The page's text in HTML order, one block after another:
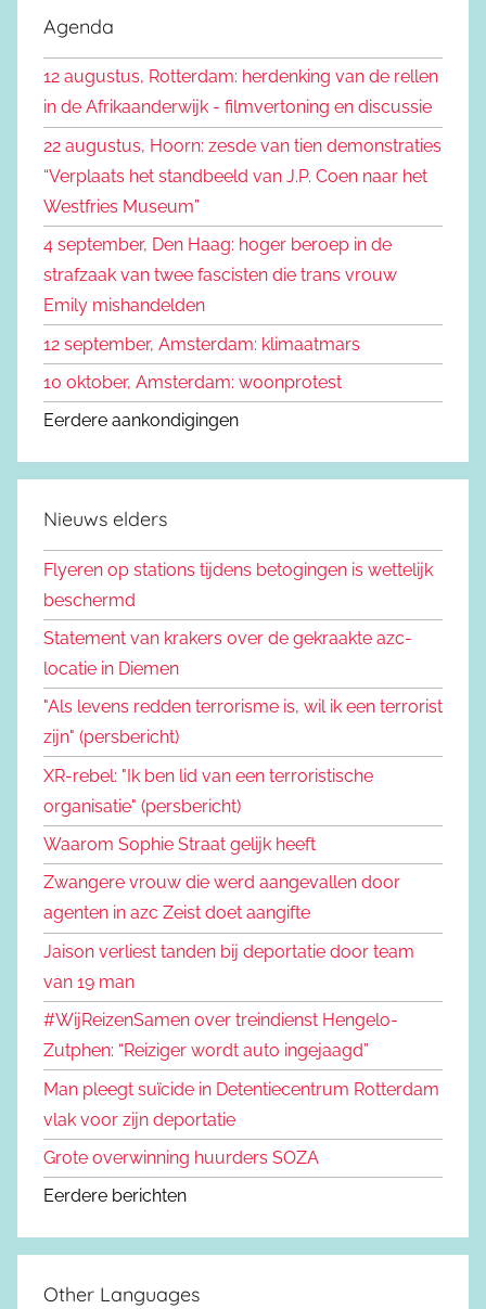
e
n
a
:
e
n
Agenda
12 augustus, Rotterdam: herdenking van de rellen
in de Afrikaanderwijk - filmvertoning en discussie
22 augustus, Hoorn: zesde van tien demonstraties
“Verplaats het standbeeld van J.P. Coen naar het
Westfries Museum”
4 september, Den Haag: hoger beroep in de
strafzaak van twee fascisten die trans vrouw
Emily mishandelden
12 september, Amsterdam: klimaatmars
10 oktober, Amsterdam: woonprotest
Eerdere aankondigingen
Nieuws elders
Flyeren op stations tijdens betogingen is wettelijk
beschermd
Statement van krakers over de gekraakte azc-
locatie in Diemen
"Als levens redden terrorisme is, wil ik een terrorist
zijn" (persbericht)
XR-rebel: "Ik ben lid van een terroristische
organisatie" (persbericht)
Waarom Sophie Straat gelijk heeft
Zwangere vrouw die werd aangevallen door
agenten in azc Zeist doet aangifte
Jaison verliest tanden bij deportatie door team
van 19 man
#WijReizenSamen over treindienst Hengelo-
Zutphen: “Reiziger wordt auto ingejaagd”
Man pleegt suïcide in Detentiecentrum Rotterdam
vlak voor zijn deportatie
Grote overwinning huurders SOZA
Eerdere berichten
Other Languages